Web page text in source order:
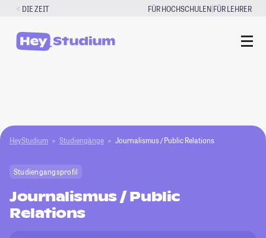
Zum
springen
DIE ZEIT FÜR HOCHSCHULEN|FÜR LEHRER
HeyStudium Studiengänge Journalismus / Public Relations
Studiengangsprofil
Journalismus / Public
Relations